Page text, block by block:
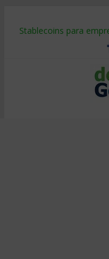
Stablecoins para
Despido silencioso:
IA en selección de
Trabajo forzoso en la
Mercado hispano de